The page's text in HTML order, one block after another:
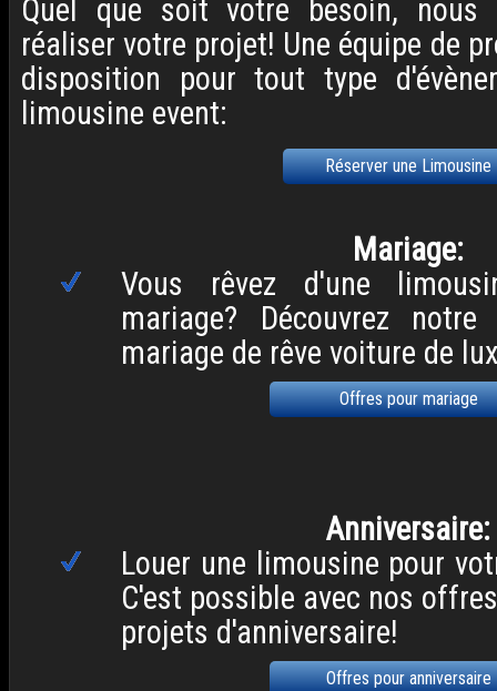
Quel que soit votre besoin, nous
réaliser votre projet! Une équipe de
disposition pour tout type
limousine event:
Réserver une Limousine
Mariage:
Vous rêvez d'une
mariage? Découvrez
mariage de rêve voiture de
Offres pour mariage
Anniversaire:
Louer une limousine pour
C'est possible avec nos
projets d'anniversaire!
Offres pour anniversaire